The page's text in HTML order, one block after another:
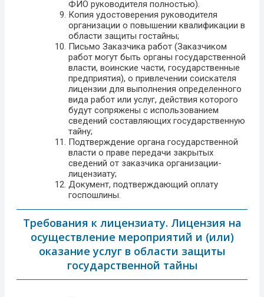
ФИО руководителя полностью).
Копия удостоверения руководителя
организации о повышении квалификации в
области защиты гостайны;
Письмо Заказчика работ (Заказчиком
работ могут быть органы государственной
власти, воинские части, государственные
предприятия), о привлечении соискателя
лицензии для выполнения определенного
вида работ или услуг, действия которого
будут сопряжены с использованием
сведений составляющих государственную
тайну;
Подтверждение органа государственной
власти о праве передачи закрытых
сведений от заказчика организации-
лицензиату;
Документ, подтверждающий оплату
госпошлины.
Требования к лицензиату. Лицензия на
осуществление мероприятий и (или)
оказание услуг в области защиты
государственной тайны